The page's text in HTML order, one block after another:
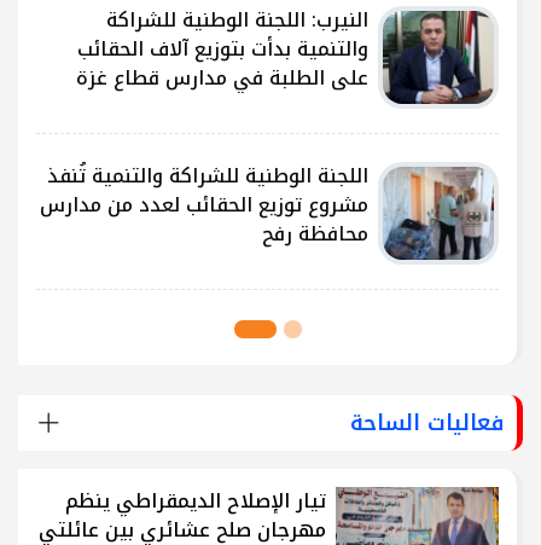
النيرب: اللجنة الوطنية للشراكة
والتنمية بدأت بتوزيع آلاف الحقائب
على الطلبة في مدارس قطاع غزة
اللجنة الوطنية للشراكة والتنمية تُنفذ
مشروع توزيع الحقائب لعدد من مدارس
محافظة رفح
فعاليات الساحة
تيار الإصلاح الديمقراطي ينظم
مهرجان صلح عشائري بين عائلتي